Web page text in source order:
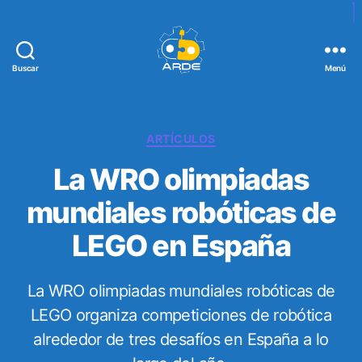
Buscar
d
e
A
R
D
E
Menú
C
t
e
g
o
r
í
s
ARTÍCULOS
La WRO olimpiadas
mundiales robóticas de
LEGO en España
La WRO olimpiadas mundiales robóticas de
LEGO organiza competiciones de robótica
alrededor de tres desafíos en España a lo